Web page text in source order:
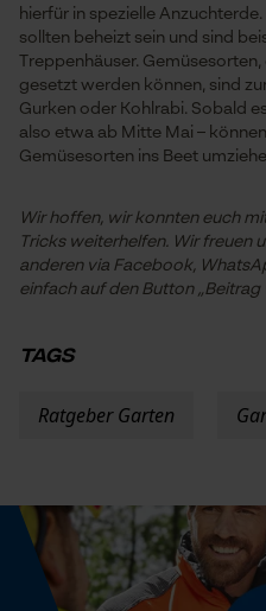
hierfür in spezielle
sollten beheizt sein und sind
Treppenhäuser.
gesetzt werden können, sind
Gurken oder Kohlrabi. Sobald
also etwa ab Mitte Mai –
Gemüsesorten ins Beet
Wir hoffen, wir konnten euch
Tricks weiterhelfen. Wir freuen
anderen via Facebook,
einfach auf den Button
TAGS
Ratgeber Garten
Fact-
Funktionale
Loop54
Marketing